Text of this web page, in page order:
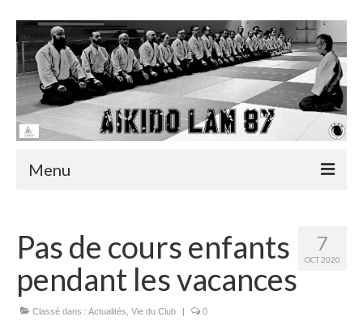
Menu
Actualités
Infos utiles
Albums
7
OCT 2020
Pas de cours enfants
pendant les vacances
Classé dans : Actualités, Vie du Club 0